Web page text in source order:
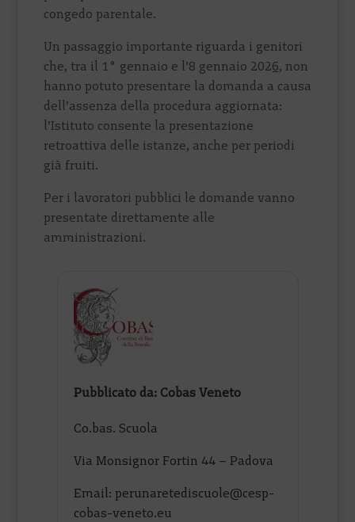
congedo parentale.
Un passaggio importante riguarda i genitori
che, tra il 1° gennaio e l’8 gennaio 2026, non
hanno potuto presentare la domanda a causa
dell’assenza della procedura aggiornata:
l’Istituto consente la presentazione
retroattiva delle istanze, anche per periodi
già fruiti.
Per i lavoratori pubblici le domande vanno
presentate direttamente alle
amministrazioni.
Pubblicato da: Cobas Veneto
Co.bas. Scuola
Via Monsignor Fortin 44 – Padova
Email: perunaretediscuole@cesp-
cobas-veneto.eu